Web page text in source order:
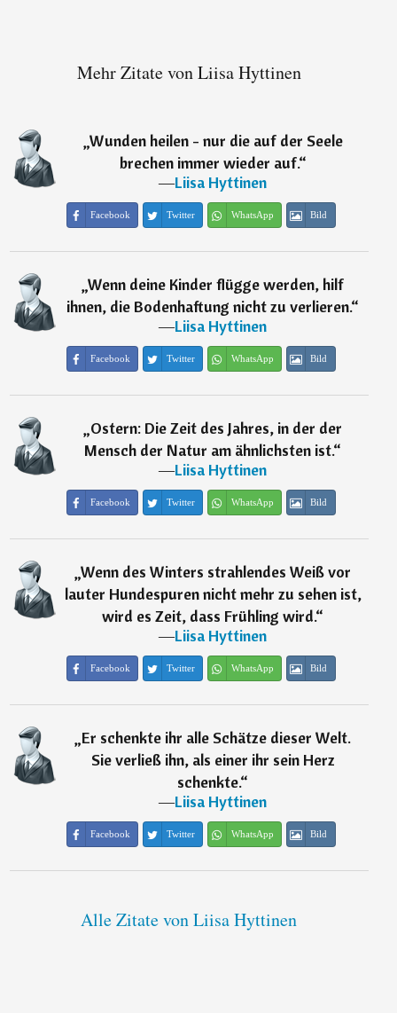
Mehr Zitate von Liisa Hyttinen
„Wunden heilen - nur die auf der Seele
brechen immer wieder auf.“
―Liisa Hyttinen
Facebook Twitter WhatsApp Bild
„Wenn deine Kinder flügge werden, hilf
ihnen, die Bodenhaftung nicht zu verlieren.“
―Liisa Hyttinen
Facebook Twitter WhatsApp Bild
„Ostern: Die Zeit des Jahres, in der der
Mensch der Natur am ähnlichsten ist.“
―Liisa Hyttinen
Facebook Twitter WhatsApp Bild
„Wenn des Winters strahlendes Weiß vor
lauter Hundespuren nicht mehr zu sehen ist,
wird es Zeit, dass Frühling wird.“
―Liisa Hyttinen
Facebook Twitter WhatsApp Bild
„Er schenkte ihr alle Schätze dieser Welt.
Sie verließ ihn, als einer ihr sein Herz
schenkte.“
―Liisa Hyttinen
Facebook Twitter WhatsApp Bild
Alle Zitate von Liisa Hyttinen